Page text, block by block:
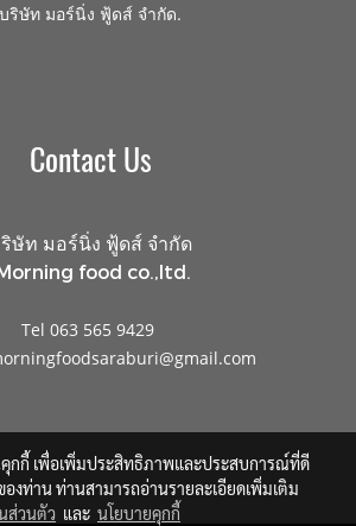
บริษัท มอร์นิ่ง ฟู้ดส์ จำกัด.
Contact Us
ษัท มอร์นิ่ง ฟู้ดส์ จำกัด
food co.,ltd.
Tel 063 565 9429
คุกกี้ เพื่อเพิ่มประสิทธิภาพและประสบการณ์ที่ดี
องท่าน ท่านสามารถอ่านรายละเอียดเพิ่มเติม
ส่วนตัว และ นโยบายคุกกี้